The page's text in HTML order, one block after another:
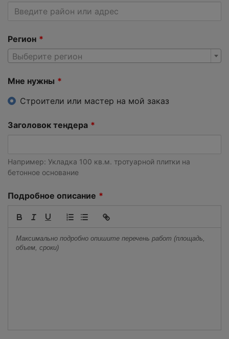
Регион
Выберите регион
Мне нужны
Строители или мастер на мой заказ
Заголовок тендера
Например: Укладка 100 кв.м. тротуарной плитки на
бетонное основание
Подробное описание